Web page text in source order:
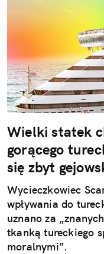
Wielki statek
gorącego
się zbyt
Wycieczkowiec
wpływania do
uznano za
tkanką tureckiego
moralnymi”.